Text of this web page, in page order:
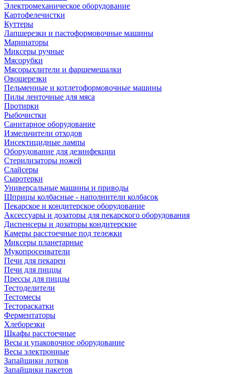
Электромеханическое оборудование
Картофелечистки
Куттеры
Лапшерезки и пастоформовочные машины
Маринаторы
Миксеры ручные
Мясорубки
Мясорыхлители и фаршемешалки
Овощерезки
Пельменные и котлетоформовочные машины
Пилы ленточные для мяса
Протирки
Рыбочистки
Санитарное оборудование
Измельчители отходов
Инсектицидные лампы
Оборудование для дезинфекции
Стерилизаторы ножей
Слайсеры
Сыротерки
Универсальные машины и приводы
Шприцы колбасные - наполнители колбасок
Пекарское и кондитерское оборудование
Аксессуары и дозаторы для пекарского оборудования
Диспенсеры и дозаторы кондитерские
Камеры расстоечные под тележки
Миксеры планетарные
Мукопросеиватели
Печи для пекарен
Печи для пиццы
Прессы для пиццы
Тестоделители
Тестомесы
Тестораскатки
Ферментаторы
Хлеборезки
Шкафы расстоечные
Весы и упаковочное оборудование
Весы электронные
Запайщики лотков
Запайщики пакетов